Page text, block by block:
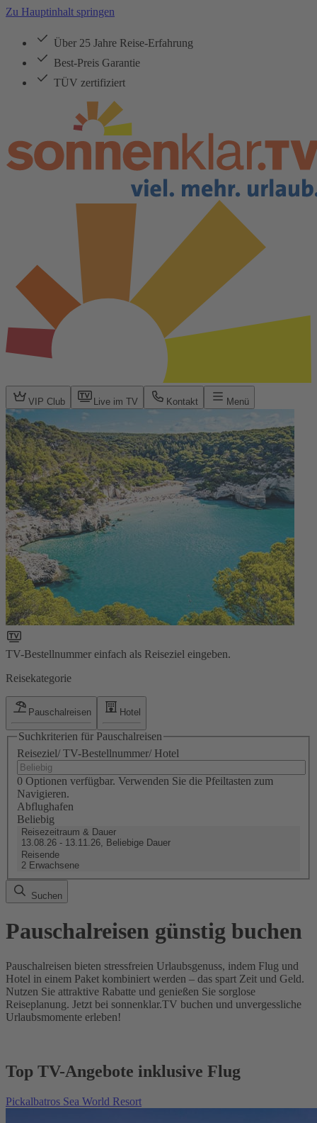
Zu Hauptinhalt springen
Über 25 Jahre Reise-Erfahrung
Best-Preis Garantie
TÜV zertifiziert
VIP Club Live im TV Kontakt Menü
TV-Bestellnummer einfach als Reiseziel eingeben.
Reisekategorie
Pauschalreisen Hotel
Suchkriterien für Pauschalreisen
Reiseziel/ TV-Bestellnummer/ Hotel
0 Optionen verfügbar. Verwenden Sie die Pfeiltasten zum
Navigieren.
Abflughafen
Beliebig
Reisezeitraum & Dauer
13.08.26 - 13.11.26, Beliebige Dauer
Reisende
2 Erwachsene
Suchen
Pauschalreisen günstig buchen
Pauschalreisen bieten stressfreien Urlaubsgenuss, indem Flug und
Hotel in einem Paket kombiniert werden – das spart Zeit und Geld.
Nutzen Sie attraktive Rabatte und genießen Sie sorglose
Reiseplanung. Jetzt bei sonnenklar.TV buchen und unvergessliche
Urlaubsmomente erleben!
Top TV-Angebote inklusive Flug
Pickalbatros Sea World Resort